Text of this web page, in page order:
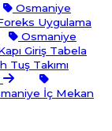
Osmaniye
Uygulama
Osmaniye
Giriş Tabela
Takımı
İç Mekan